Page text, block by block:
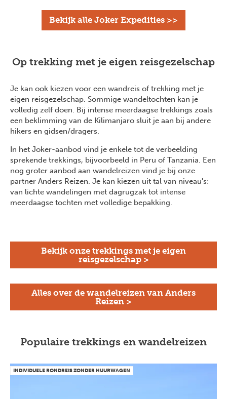
Bekijk alle Joker Expedities >>
Op trekking met je eigen reisgezelschap
Je kan ook kiezen voor een wandreis of trekking met je
eigen reisgezelschap. Sommige wandeltochten kan je
volledig zelf doen. Bij intense meerdaagse trekkings zoals
een beklimming van de Kilimanjaro sluit je aan bij andere
hikers en gidsen/dragers.
In het Joker-aanbod vind je enkele tot de verbeelding
sprekende trekkings, bijvoorbeeld in Peru of Tanzania. Een
nog groter aanbod aan wandelreizen vind je bij onze
partner Anders Reizen. Je kan kiezen uit tal van niveau's:
van lichte wandelingen met dagrugzak tot intense
meerdaagse tochten met volledige bepakking.
Bekijk onze trekkings met je eigen
reisgezelschap >
Alles over de wandelreizen van Anders
Reizen >
Populaire trekkings en wandelreizen
INDIVIDUELE RONDREIS ZONDER HUURWAGEN